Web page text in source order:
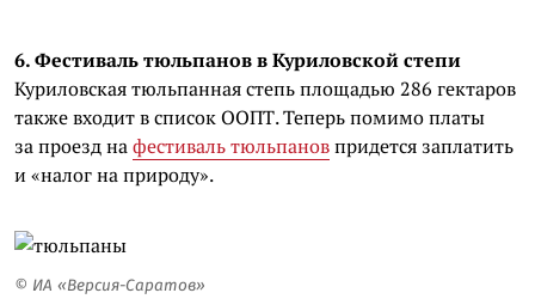
6. Фестиваль тюльпанов в Куриловской степи
Куриловская тюльпанная степь площадью 286 гектаров
также входит в список ООПТ. Теперь помимо платы
за проезд нафестиваль тюльпановпридется заплатить
и «налог на природу».
© ИА «Версия-Саратов»